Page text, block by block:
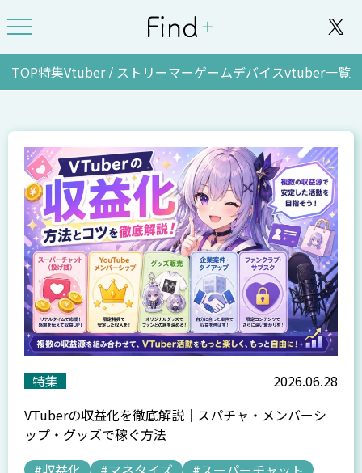
TOP特集Vtuber / ストリーマーゲームデバイスvtuber一覧
特集
2026.06.28
VTuberの収益化を徹底解説｜スパチャ・メンバーシ
ップ・グッズで稼ぐ方法